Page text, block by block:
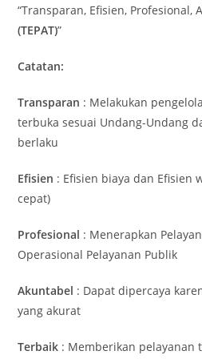
“Transparan, Efisien, Profesional,
(TEPAT)”
Catatan:
Transparan : Melakukan
terbuka sesuai Undang-Undang
berlaku
Efisien : Efisien biaya dan Efisien
cepat)
Profesional : Menerapkan
Operasional Pelayanan Publik
Akuntabel : Dapat dipercaya
yang akurat
Terbaik : Memberikan pelayanan